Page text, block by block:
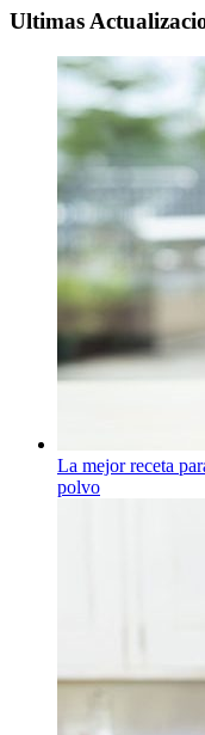
Ultimas
La mejor receta
polvo